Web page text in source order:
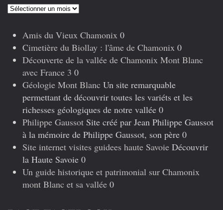
Articles
Amis du Vieux Chamonix 0
Cimetière du Biollay : l'âme de Chamonix 0
Découverte de la vallée de Chamonix Mont Blanc
avec France 3 0
Géologie Mont Blanc Un site remarquable
permettant de découvrir toutes les variéts et les
richesses géologiques de notre vallée 0
Philippe Gaussot Site créé par Jean Philippe Gaussot
à la mémoire de Philippe Gaussot, son père 0
Site internet visites guidees haute Savoie Découvrir
la Haute Savoie 0
Un guide historique et patrimonial sur Chamonix
mont Blanc et sa vallée 0